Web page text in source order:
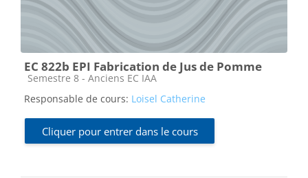
EC 822b EPI Fabrication de Jus de Pomme
Catégorie de cours
Semestre 8 - Anciens EC IAA
Responsable de cours: Loisel Catherine
Cliquer pour entrer dans le cours